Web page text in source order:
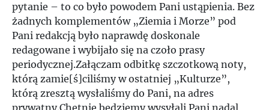
pytanie – to co było powodem Pani ustąpienia. Bez
żadnych komplementów „Ziemia i Morze” pod
Pani redakcją było naprawdę doskonale
redagowane i wybijało się na czoło prasy
periodycznej.Załączam odbitkę szczotkową noty,
którą zamie[ś]ciliśmy w ostatniej „Kulturze”,
którą zresztą wysłaliśmy do Pani, na adres
prywatny.Chętnie będziemy wysyłali Pani nadal